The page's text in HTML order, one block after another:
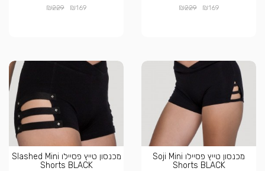
₪169
₪229
₪169
₪229
מכנסון טייץ פסיילו Soji Mini
Shorts BLACK
מכנסון טייץ פסיילו Slashed Mini
Shorts BLACK